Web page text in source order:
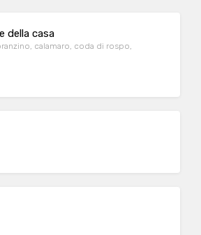
della casa
calamaro, coda di rospo,